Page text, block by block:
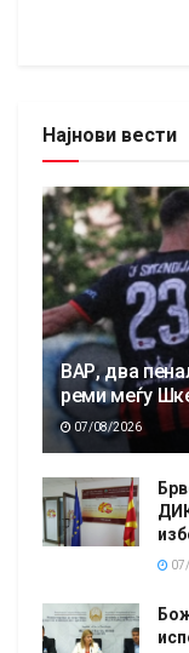
Најнови вести
ВАР, два
реми меѓу
07/08/2026